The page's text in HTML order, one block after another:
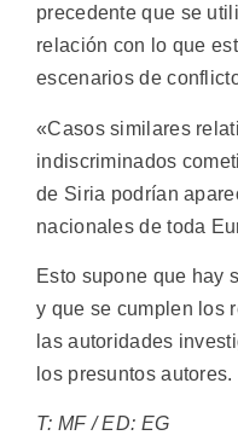
precedente que se
relación con lo que
escenarios de
«Casos similares
indiscriminados
de Siria podrían
nacionales de toda
Esto supone que hay
y que se cumplen los
las autoridades
los presuntos autores.
T: MF / ED: EG